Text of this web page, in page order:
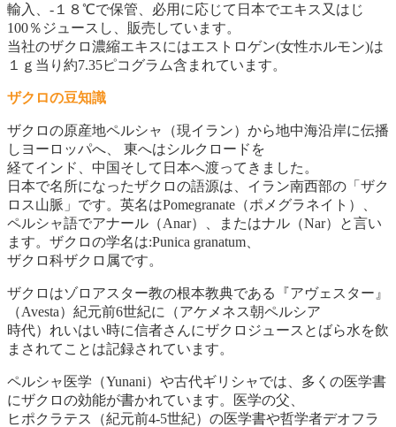
輸入、‐１８℃で保管、必用に応じて日本でエキス又はじ
100％ジュースし、販売しています。
当社のザクロ濃縮エキスにはエストロゲン(女性ホルモン)は
１ｇ当り約7.35ピコグラム含まれています。
ザクロの豆知識
ザクロの原産地ペルシャ（現イラン）から地中海沿岸に伝播
しヨーロッパへ、 東へはシルクロードを
経てインド、中国そして日本へ渡ってきました。
日本で名所になったザクロの語源は、イラン南西部の「ザク
ロス山脈」です。英名はPomegranate（ポメグラネイト）、
ペルシャ語でアナール（Anar）、またはナル（Nar）と言い
ます。ザクロの学名は:Punica granatum、
ザクロ科ザクロ属です。
ザクロはゾロアスター教の根本教典である『アヴェスター』
（Avesta）紀元前6世紀に（アケメネス朝ペルシア
時代）れいはい時に信者さんにザクロジュースとばら水を飲
まされてことは記録されています。
ペルシャ医学（Yunani）や古代ギリシャでは、多くの医学書
にザクロの効能が書かれています。医学の父、
ヒポクラテス（紀元前4-5世紀）の医学書や哲学者デオフラ